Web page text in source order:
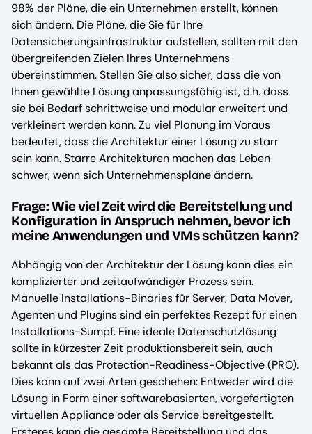
98% der Pläne, die ein Unternehmen erstellt, können
sich ändern. Die Pläne, die Sie für Ihre
Datensicherungsinfrastruktur aufstellen, sollten mit den
übergreifenden Zielen Ihres Unternehmens
übereinstimmen. Stellen Sie also sicher, dass die von
Ihnen gewählte Lösung anpassungsfähig ist, d.h. dass
sie bei Bedarf schrittweise und modular erweitert und
verkleinert werden kann. Zu viel Planung im Voraus
bedeutet, dass die Architektur einer Lösung zu starr
sein kann. Starre Architekturen machen das Leben
schwer, wenn sich Unternehmenspläne ändern.
Frage: Wie viel Zeit wird die Bereitstellung und
Konfiguration in Anspruch nehmen, bevor ich
meine Anwendungen und VMs schützen kann?
Abhängig von der Architektur der Lösung kann dies ein
komplizierter und zeitaufwändiger Prozess sein.
Manuelle Installations-Binaries für Server, Data Mover,
Agenten und Plugins sind ein perfektes Rezept für einen
Installations-Sumpf. Eine ideale Datenschutzlösung
sollte in kürzester Zeit produktionsbereit sein, auch
bekannt als das Protection-Readiness-Objective (PRO).
Dies kann auf zwei Arten geschehen: Entweder wird die
Lösung in Form einer softwarebasierten, vorgefertigten
virtuellen Appliance oder als Service bereitgestellt.